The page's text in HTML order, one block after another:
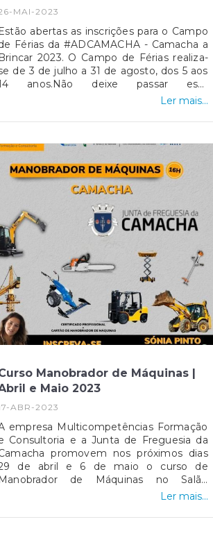
MAI-2023
Estão abertas as inscrições para o Campo
Férias da #ADCAMACHA - Camacha a
Brincar 2023. O Campo de Férias realiza-
de 3 de julho a 31 de agosto, dos 5 aos
anos.Não deixe passar esta
oportunidade de proporcionar umas férias
contactos indicados no
AD Camacha / Futebol
Formação
Ler mais...
Manobrador de Máquinas |
e Maio 2023
ABR-2023
empresa Multicompetências Formação
Consultoria e a Junta de Freguesia da
promovem nos próximos dias
de abril e 6 de maio o curso de
Manobrador de Máquinas no Salão
Paroquial da Camacha.No final do curso é
+ Cartão de Manobrador de
Ler mais...